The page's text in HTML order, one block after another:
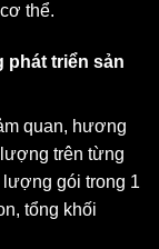
thể.
phát triển sản
quan, hương
trên từng
lượng gói trong 1
tổng khối